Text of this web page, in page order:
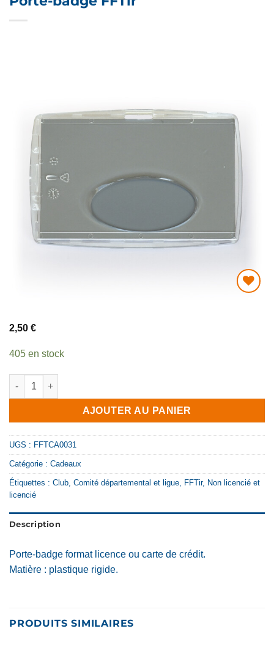
2,50 €
405 en stock
quantité de Porte-badge FFTir
AJOUTER AU PANIER
UGS : FFTCA0031
Catégorie : Cadeaux
Étiquettes : Club Comité départemental et ligue FFTir, Non licencié et
licencié
Description
Porte-badge format licence ou carte de crédit.
Matière : plastique rigide.
PRODUITS SIMILAIRES